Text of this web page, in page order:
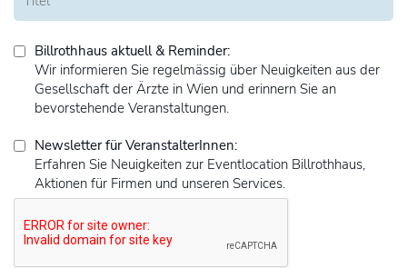
Billrothhaus aktuell & Reminder:
Wir informieren Sie regelmässig über Neuigkeiten aus der
Gesellschaft der Ärzte in Wien und erinnern Sie an
bevorstehende Veranstaltungen.
Newsletter für VeranstalterInnen:
Erfahren Sie Neuigkeiten zur Eventlocation Billrothhaus,
Aktionen für Firmen und unseren Services.